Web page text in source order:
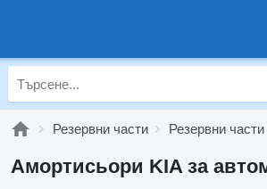
Резервни части Резервни
Амортисьори KIA за